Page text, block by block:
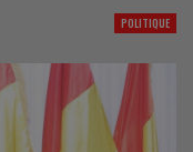
POLITIQUE